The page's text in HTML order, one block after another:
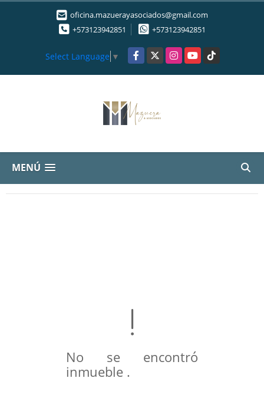
oficina.mazuerayasociados@gmail.com
+573123942851
+573123942851
Select Language ▼ Facebook
X InstagramYouTubeTikTok
MENÚ
No se encontró
inmueble .